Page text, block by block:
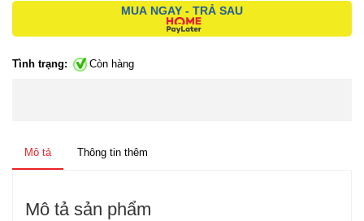
MUA NGAY - TRẢ SAU
Tình trạng: Còn hàng
Mô tả Thông tin thêm
Mô tả sản phẩm